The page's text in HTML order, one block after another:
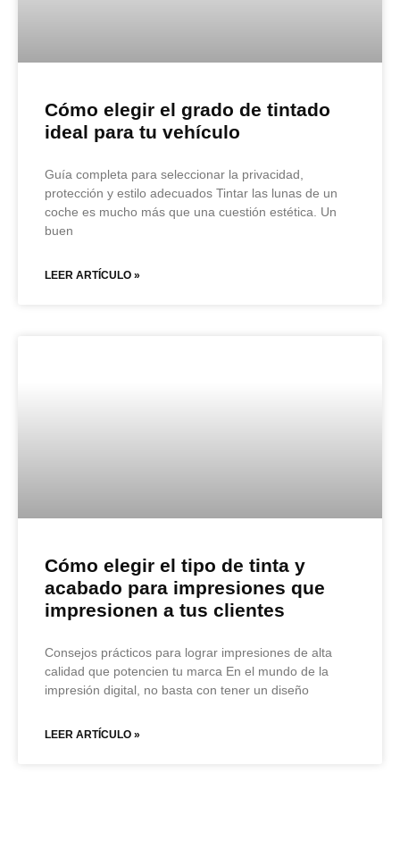
Cómo elegir el grado de tintado
ideal para tu vehículo
Guía completa para seleccionar la privacidad,
protección y estilo adecuados Tintar las lunas de un
coche es mucho más que una cuestión estética. Un
buen
LEER ARTÍCULO »
Cómo elegir el tipo de tinta y
acabado para impresiones que
impresionen a tus clientes
Consejos prácticos para lograr impresiones de alta
calidad que potencien tu marca En el mundo de la
impresión digital, no basta con tener un diseño
LEER ARTÍCULO »